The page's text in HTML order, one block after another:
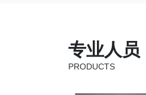
专业人员
PRODUCTS